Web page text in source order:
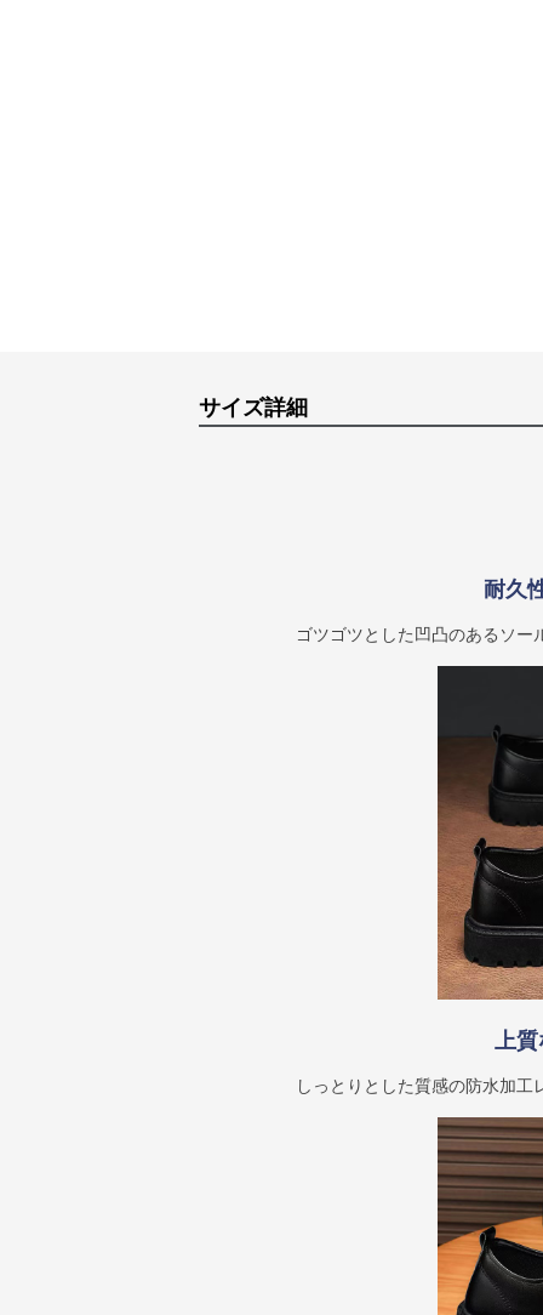
サイズ詳細
耐久
ゴツゴツとした凹凸のあるソー
上質
しっとりとした質感の防水加工